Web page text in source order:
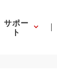
サポー
ト